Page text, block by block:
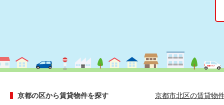
京都の区から賃貸物件を探す
京都市北区の賃貸物